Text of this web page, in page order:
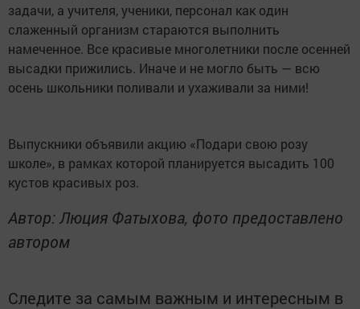
задачи, а учителя, ученики, персонал как один
слаженный организм стараются выполнить
намеченное. Все красивые многолетники после осенней
высадки прижились. Иначе и не могло быть — всю
осень школьники поливали и ухаживали за ними!
Выпускники объявили акцию «Подари свою розу
школе», в рамках которой планируется высадить 100
кустов красивых роз.
Автор: Люция Фатыхова, фото предоставлено
автором
Следите за самым важным и интересным в